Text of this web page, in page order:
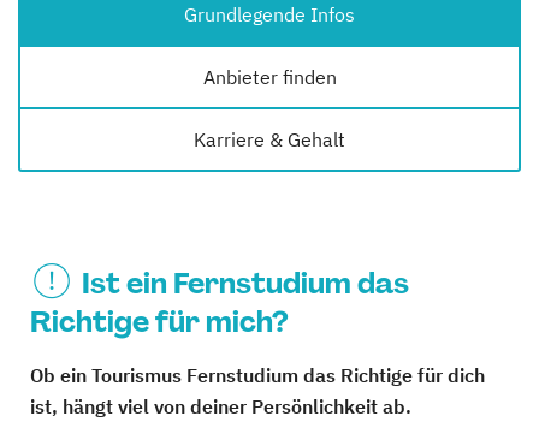
Grundlegende Infos
Anbieter finden
Karriere & Gehalt
Ist ein Fernstudium das
Richtige für mich?
Ob ein Tourismus Fernstudium das Richtige für dich
ist, hängt viel von deiner Persönlichkeit ab.